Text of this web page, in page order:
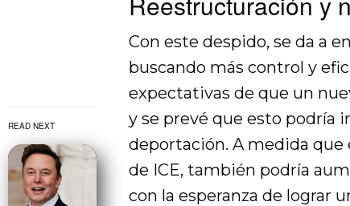
READ NEXT
Con este despido, se da a
buscando más control y
expectativas de que un
y se prevé que esto podría
deportación. A medida que
de ICE, también podría
con la esperanza de lograr